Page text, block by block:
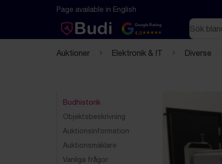
Hoppa till innehåll
Textbaserad (markdown) version av denna sida
Page available in English
Google Rating
4.5
Sök
Auktioner Elektronik & IT Diverse
Budhistorik
Objektsbeskrivning
Auktionsinformation
Auktionsmäklare
Vanliga frågor